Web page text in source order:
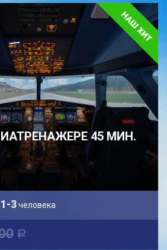
45 МИН.
1-3человека
a